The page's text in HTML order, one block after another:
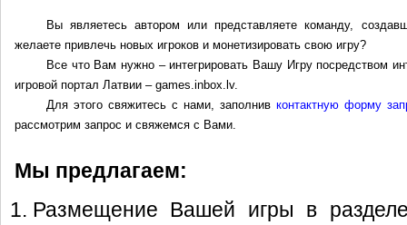
Вы являетесь автором или представляете команду,
желаете привлечь новых игроков и монетизировать свою игру?
Все что Вам нужно – интегрировать Вашу Игру посредством
игровой портал Латвии – games.inbox.lv.
Для этого свяжитесь с нами, заполнив контактную форму
рассмотрим запрос и свяжемся с Вами.
Мы предлагаем:
Размещение Вашей игры в